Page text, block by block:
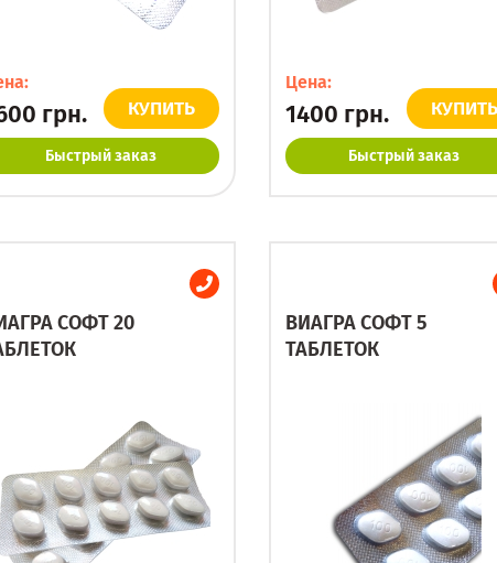
грн. КУПИТЬ
Быстрый заказ
Цена:
1400 грн. КУПИТЬ
Быстрый заказ
СОФТ 20
ВИАГРА СОФТ 5
ТАБЛЕТОК